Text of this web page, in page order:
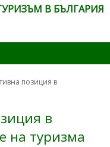
В БЪЛГАРИЯ
позиция в
в
на туризма